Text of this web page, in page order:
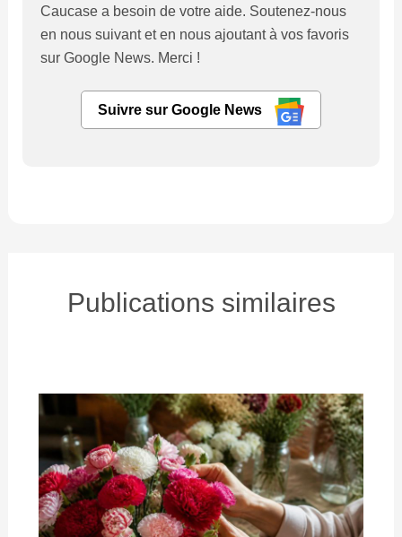
Caucase a besoin de votre aide. Soutenez-nous
en nous suivant et en nous ajoutant à vos favoris
sur Google News. Merci !
Suivre sur Google News
Publications similaires